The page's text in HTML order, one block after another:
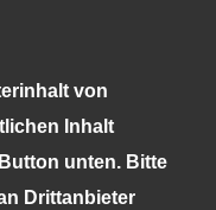
von
Inhalt
unten. Bitte
Drittanbieter